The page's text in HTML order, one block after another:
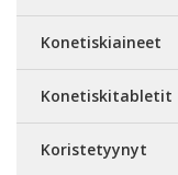
Konetiskiaineet
Konetiskitabletit
Koristetyynyt